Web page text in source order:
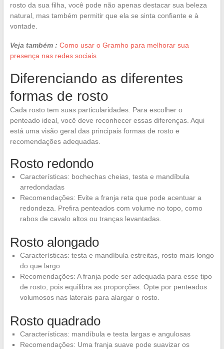
rosto da sua filha, você pode não apenas destacar sua beleza
natural, mas também permitir que ela se sinta confiante e à
vontade.
Veja também : Como usar o Gramho para melhorar sua
presença nas redes sociais
Diferenciando as diferentes
formas de rosto
Cada rosto tem suas particularidades. Para escolher o
penteado ideal, você deve reconhecer essas diferenças. Aqui
está uma visão geral das principais formas de rosto e
recomendações adequadas.
Rosto redondo
Características: bochechas cheias, testa e mandíbula
arredondadas
Recomendações: Evite a franja reta que pode acentuar a
redondeza. Prefira penteados com volume no topo, como
rabos de cavalo altos ou tranças levantadas.
Rosto alongado
Características: testa e mandíbula estreitas, rosto mais longo
do que largo
Recomendações: A franja pode ser adequada para esse tipo
de rosto, pois equilibra as proporções. Opte por penteados
volumosos nas laterais para alargar o rosto.
Rosto quadrado
Características: mandíbula e testa largas e angulosas
Recomendações: Uma franja suave pode suavizar os